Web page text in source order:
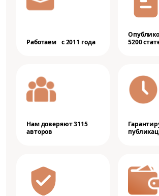
Работаем с 2011 года
5200
Нам доверяют 3115
авторов